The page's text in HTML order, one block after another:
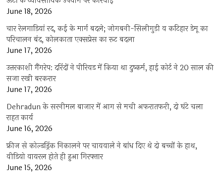
June 18, 2026
चार रेलगाड़ियां रद, कई के मार्ग बदले; जोगबनी-सिलीगुड़ी व कटिहार डेमू का
परिचालन बंद, कोलकाता एक्सप्रेस का रूट बदला
June 17, 2026
उत्तरकाशी गैंगरेप: दरिंदों ने पीरियड में किया था दुष्कर्म, हाई कोर्ट ने 20 साल की
सजा रखी बरकरार
June 17, 2026
Dehradun के सरनीमल बाजार में आग से मची अफरातफरी, दो घंटे चला
राहत कार्य
June 16, 2026
फ्रीज से कोल्डड्रिंक निकालने पर चायवाले ने बांध दिए थे दो बच्चों के हाथ,
वीडियो वायरल होते ही हुआ गिरफ्तार
June 15, 2026